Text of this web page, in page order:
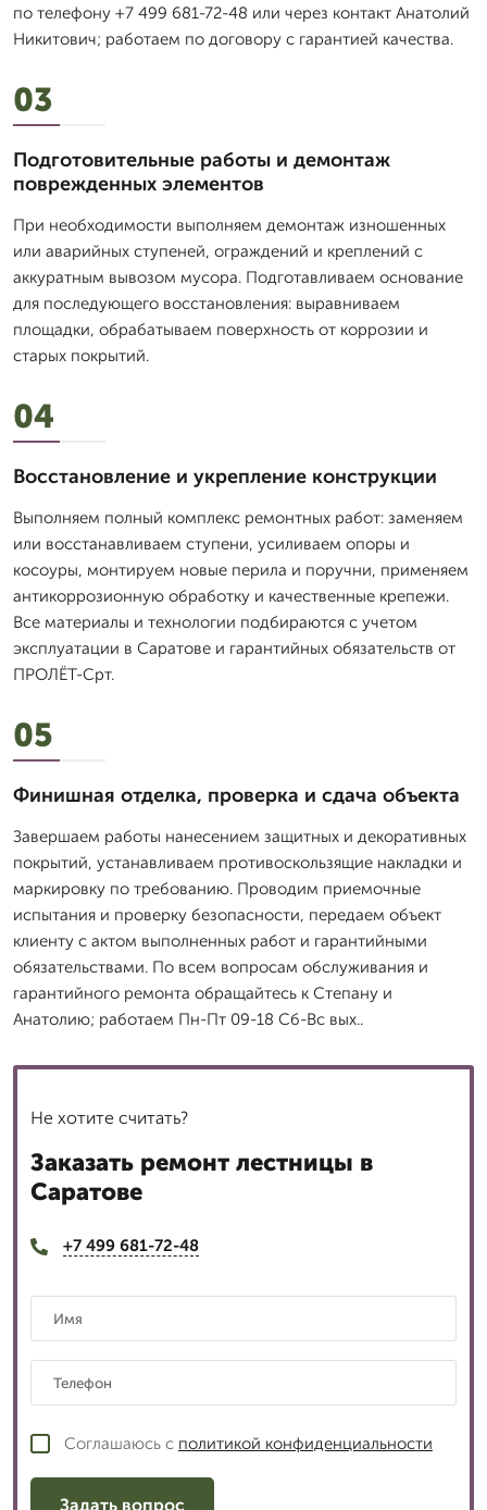
по телефону +7 499 681-72-48 или через контакт Анатолий
Никитович; работаем по договору с гарантией качества.
03
Подготовительные работы и демонтаж
поврежденных элементов
При необходимости выполняем демонтаж изношенных
или аварийных ступеней, ограждений и креплений с
аккуратным вывозом мусора. Подготавливаем основание
для последующего восстановления: выравниваем
площадки, обрабатываем поверхность от коррозии и
старых покрытий.
04
Восстановление и укрепление конструкции
Выполняем полный комплекс ремонтных работ: заменяем
или восстанавливаем ступени, усиливаем опоры и
косоуры, монтируем новые перила и поручни, применяем
антикоррозионную обработку и качественные крепежи.
Все материалы и технологии подбираются с учетом
эксплуатации в Саратове и гарантийных обязательств от
ПРОЛЁТ-Срт.
05
Финишная отделка, проверка и сдача объекта
Завершаем работы нанесением защитных и декоративных
покрытий, устанавливаем противоскользящие накладки и
маркировку по требованию. Проводим приемочные
испытания и проверку безопасности, передаем объект
клиенту с актом выполненных работ и гарантийными
обязательствами. По всем вопросам обслуживания и
гарантийного ремонта обращайтесь к Степану и
Анатолию; работаем Пн-Пт 09-18 Сб-Вс вых..
Не хотите считать?
Заказать ремонт лестницы в
Саратове
+7 499 681-72-48
Соглашаюсь с политикой конфиденциальности
Задать вопрос